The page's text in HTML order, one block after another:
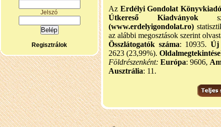
Jelszó
Regisztrálok
Az Erdélyi Gondolat
Útkereső Kiadványok
(www.erdelyigondolat.ro)
az alábbi megosztások szerint
Összlátogatók száma: 10935. Új
2623 (23,99%).
Földrészenként: Európa: 9606,
Ausztrália: 11.